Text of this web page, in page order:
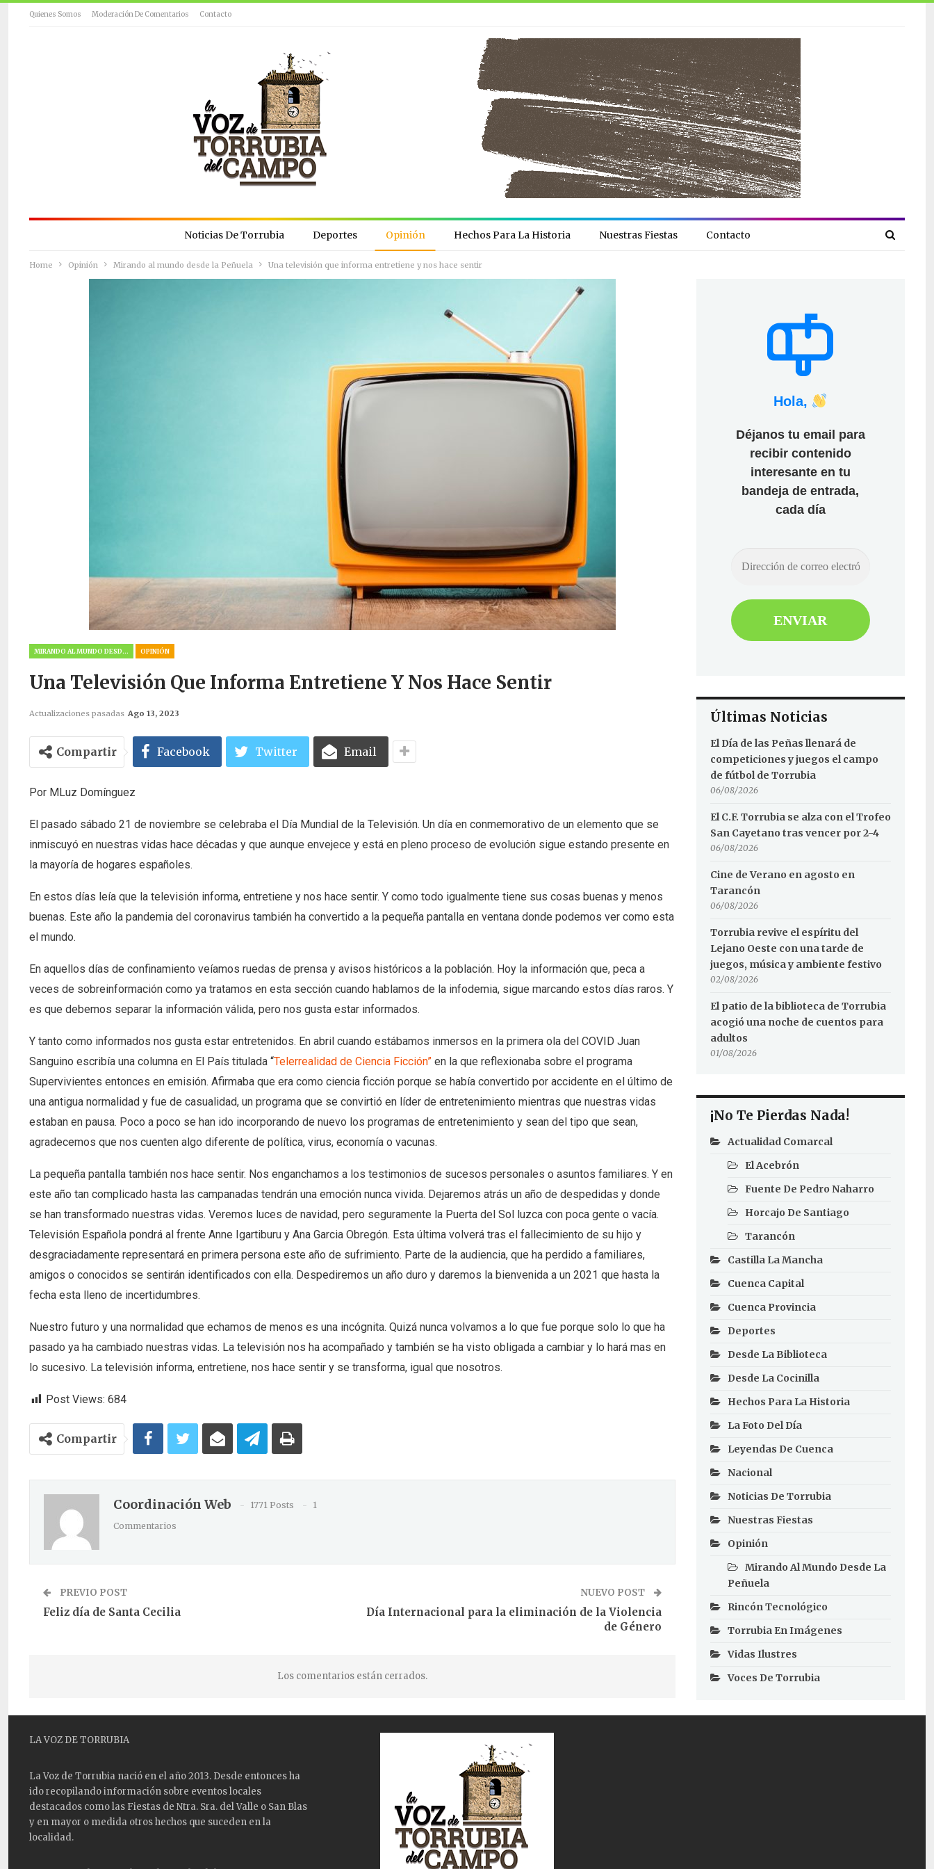
Quienes Somos Moderación De Comentarios Contacto
Noticias De Torrubia Deportes Opinión Hechos Para La Historia Nuestras Fiestas Contacto
Home Opinión Mirando al mundo desde la Peñuela Una televisión que informa entretiene y nos hace sentir
MIRANDO AL MUNDO DESDE LA PEÑUELA OPINIÓN
Una Televisión Que Informa Entretiene Y Nos Hace Sentir
Actualizaciones pasadas Ago 13, 2023
Compartir Facebook Twitter Email
Por MLuz Domínguez
El pasado sábado 21 de noviembre se celebraba el Día Mundial de la Televisión. Un día en conmemorativo de un elemento que se
inmiscuyó en nuestras vidas hace décadas y que aunque envejece y está en pleno proceso de evolución sigue estando presente en
la mayoría de hogares españoles.
En estos días leía que la televisión informa, entretiene y nos hace sentir. Y como todo igualmente tiene sus cosas buenas y menos
buenas. Este año la pandemia del coronavirus también ha convertido a la pequeña pantalla en ventana donde podemos ver como esta
el mundo.
En aquellos días de confinamiento veíamos ruedas de prensa y avisos históricos a la población. Hoy la información que, peca a
veces de sobreinformación como ya tratamos en esta sección cuando hablamos de la infodemia, sigue marcando estos días raros. Y
es que debemos separar la información válida, pero nos gusta estar informados.
Y tanto como informados nos gusta estar entretenidos. En abril cuando estábamos inmersos en la primera ola del COVID Juan
Sanguino escribía una columna en El País titulada “Telerrealidad de Ciencia Ficción” en la que reflexionaba sobre el programa
Supervivientes entonces en emisión. Afirmaba que era como ciencia ficción porque se había convertido por accidente en el último de
una antigua normalidad y fue de casualidad, un programa que se convirtió en líder de entretenimiento mientras que nuestras vidas
estaban en pausa. Poco a poco se han ido incorporando de nuevo los programas de entretenimiento y sean del tipo que sean,
agradecemos que nos cuenten algo diferente de política, virus, economía o vacunas.
La pequeña pantalla también nos hace sentir. Nos enganchamos a los testimonios de sucesos personales o asuntos familiares. Y en
este año tan complicado hasta las campanadas tendrán una emoción nunca vivida. Dejaremos atrás un año de despedidas y donde
se han transformado nuestras vidas. Veremos luces de navidad, pero seguramente la Puerta del Sol luzca con poca gente o vacía.
Televisión Española pondrá al frente Anne Igartiburu y Ana Garcia Obregón. Esta última volverá tras el fallecimiento de su hijo y
desgraciadamente representará en primera persona este año de sufrimiento. Parte de la audiencia, que ha perdido a familiares,
amigos o conocidos se sentirán identificados con ella. Despediremos un año duro y daremos la bienvenida a un 2021 que hasta la
fecha esta lleno de incertidumbres.
Nuestro futuro y una normalidad que echamos de menos es una incógnita. Quizá nunca volvamos a lo que fue porque solo lo que ha
pasado ya ha cambiado nuestras vidas. La televisión nos ha acompañado y también se ha visto obligada a cambiar y lo hará mas en
lo sucesivo. La televisión informa, entretiene, nos hace sentir y se transforma, igual que nosotros.
Post Views: 684
Compartir
Coordinación Web 1771 Posts
1
Commentarios
PREVIO POST
Feliz día de Santa Cecilia
NUEVO POST
Día Internacional para la eliminación de la Violencia
de Género
Los comentarios están cerrados.
Hola,
Déjanos tu email para
recibir contenido
interesante en tu
bandeja de entrada,
cada día
Últimas Noticias
El Día de las Peñas llenará de
competiciones y juegos el campo
de fútbol de Torrubia
06/08/2026
El C.F. Torrubia se alza con el Trofeo
San Cayetano tras vencer por 2-4
06/08/2026
Cine de Verano en agosto en
Tarancón
06/08/2026
Torrubia revive el espíritu del
Lejano Oeste con una tarde de
juegos, música y ambiente festivo
02/08/2026
El patio de la biblioteca de Torrubia
acogió una noche de cuentos para
adultos
01/08/2026
¡No Te Pierdas Nada!
Actualidad Comarcal
El Acebrón
Fuente De Pedro Naharro
Horcajo De Santiago
Tarancón
Castilla La Mancha
Cuenca Capital
Cuenca Provincia
Deportes
Desde La Biblioteca
Desde La Cocinilla
Hechos Para La Historia
La Foto Del Día
Leyendas De Cuenca
Nacional
Noticias De Torrubia
Nuestras Fiestas
Opinión
Mirando Al Mundo Desde La
Peñuela
Rincón Tecnológico
Torrubia En Imágenes
Vidas Ilustres
Voces De Torrubia
LA VOZ DE TORRUBIA
La Voz de Torrubia nació en el año 2013. Desde entonces ha
ido recopilando información sobre eventos locales
destacados como las Fiestas de Ntra. Sra. del Valle o San Blas
y en mayor o medida otros hechos que suceden en la
localidad.